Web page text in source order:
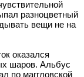
разноцветный
вещи не на
оказался
шаров. Альбус
по маггловской